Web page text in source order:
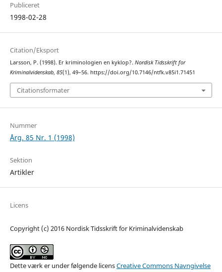
Publiceret
1998-02-28
Citation/Eksport
Larsson, P. (1998). Er kriminologien en kyklop?. Nordisk Tidsskrift for
Kriminalvidenskab, 85(1), 49–56. https://doi.org/10.7146/ntfk.v85i1.71451
Citationsformater
Nummer
Årg. 85 Nr. 1 (1998)
Sektion
Artikler
Licens
Copyright (c) 2016 Nordisk Tidsskrift for Kriminalvidenskab
Dette værk er under følgende licensCreative Commons Navngivelse